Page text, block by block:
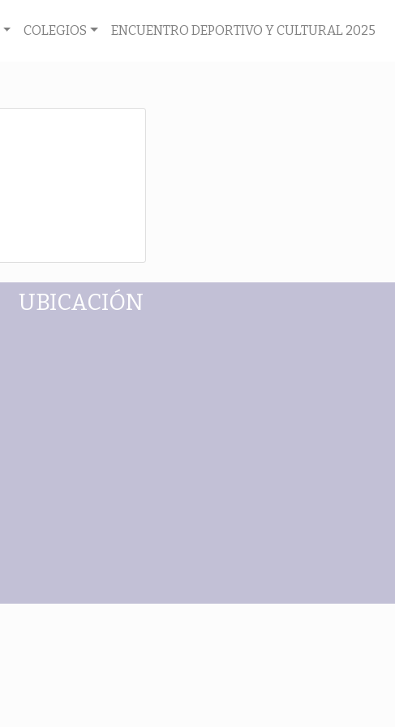
COLEGIOS ENCUENTRO DEPORTIVO Y CULTURAL 2025
UBICACIÓN